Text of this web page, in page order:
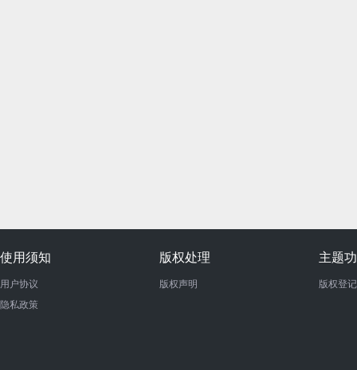
使用须知
用户协议
隐私政策
版权处理
版权声明
主题
版权登